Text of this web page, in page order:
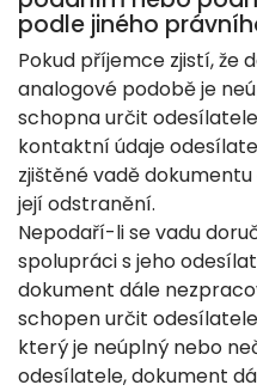
podle jiného
Pokud příjemce zjistí, že
analogové podobě je
schopna určit
kontaktní údaje
zjištěné vadě
její odstranění.
Nepodaří-li se vadu
spolupráci s jeho
dokument dále
schopen určit
který je neúplný nebo
odesílatele, dokument